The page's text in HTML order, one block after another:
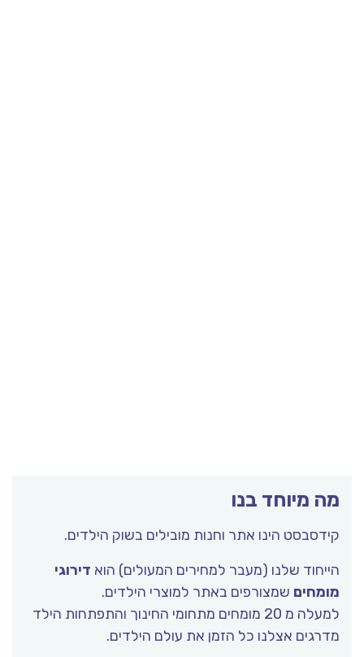
מה מיוחד בנו
קידסבסט הינו אתר וחנות מובילים בשוק הילדים.
הייחוד שלנו (מעבר למחירים המעולים) הוא דירוגי
מומחים שמצורפים באתר למוצרי הילדים.
למעלה מ 20 מומחים מתחומי החינוך והתפתחות הילד
מדרגים אצלנו כל הזמן את עולם הילדים.